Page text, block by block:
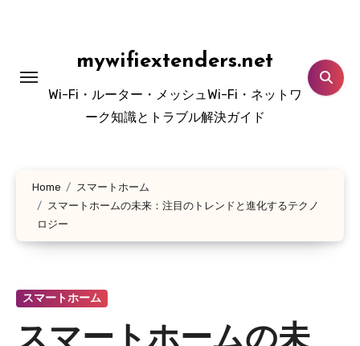
mywifiextenders.net
Wi-Fi・ルーター・メッシュWi-Fi・ネットワ
ーク知識とトラブル解決ガイド
Home
スマートホーム
スマートホームの未来：注目のトレンドと進化するテクノ
ロジー
スマートホーム